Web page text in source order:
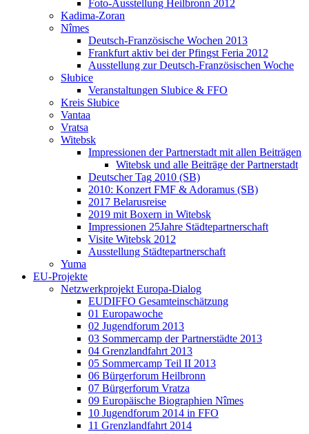
Foto-Ausstellung Heilbronn 2012
Kadima-Zoran
Nîmes
Deutsch-Französische Wochen 2013
Frankfurt aktiv bei der Pfingst Feria 2012
Ausstellung zur Deutsch-Französischen Woche
Słubice
Veranstaltungen Slubice & FFO
Kreis Słubice
Vantaa
Vratsa
Witebsk
Impressionen der Partnerstadt mit allen Beiträgen
Witebsk und alle Beiträge der Partnerstadt
Deutscher Tag 2010 (SB)
2010: Konzert FMF & Adoramus (SB)
2017 Belarusreise
2019 mit Boxern in Witebsk
Impressionen 25Jahre Städtepartnerschaft
Visite Witebsk 2012
Ausstellung Städtepartnerschaft
Yuma
EU-Projekte
Netzwerkprojekt Europa-Dialog
EUDIFFO Gesamteinschätzung
01 Europawoche
02 Jugendforum 2013
03 Sommercamp der Partnerstädte 2013
04 Grenzlandfahrt 2013
05 Sommercamp Teil II 2013
06 Bürgerforum Heilbronn
07 Bürgerforum Vratza
09 Europäische Biographien Nîmes
10 Jugendforum 2014 in FFO
11 Grenzlandfahrt 2014